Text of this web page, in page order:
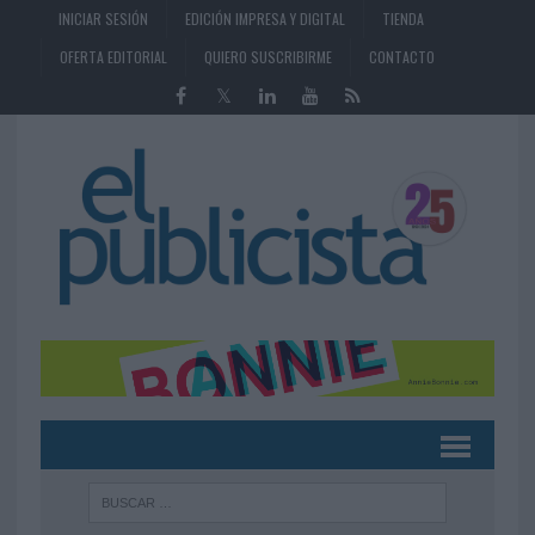
INICIAR SESIÓN EDICIÓN IMPRESA Y DIGITAL
TIENDA
OFERTA EDITORIAL
QUIERO SUSCRIBIRME CONTACTO